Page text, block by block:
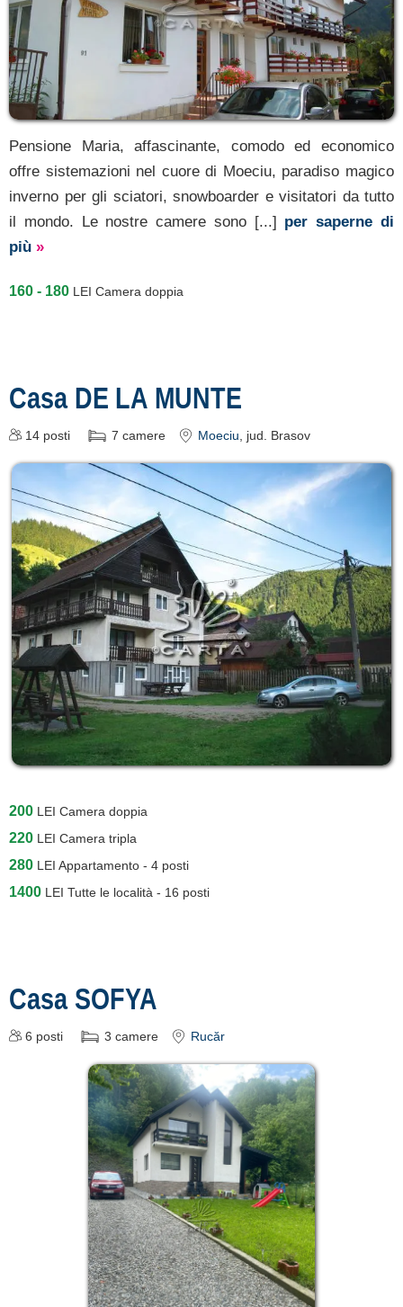
Pensione Maria, affascinante, comodo ed economico
offre sistemazioni nel cuore di Moeciu, paradiso magico
inverno per gli sciatori, snowboarder e visitatori da tutto
il mondo. Le nostre camere sono [...] per saperne di
più »
160 - 180 LEI Camera doppia
Casa DE LA MUNTE
14 posti 7 camere Moeciu , jud. Brasov
200 LEI Camera doppia
220 LEI Camera tripla
280 LEI Appartamento - 4 posti
1400 LEI Tutte le località - 16 posti
Casa SOFYA
6 posti 3 camere Rucăr